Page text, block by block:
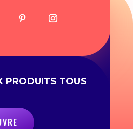
PRODUITS TOUS